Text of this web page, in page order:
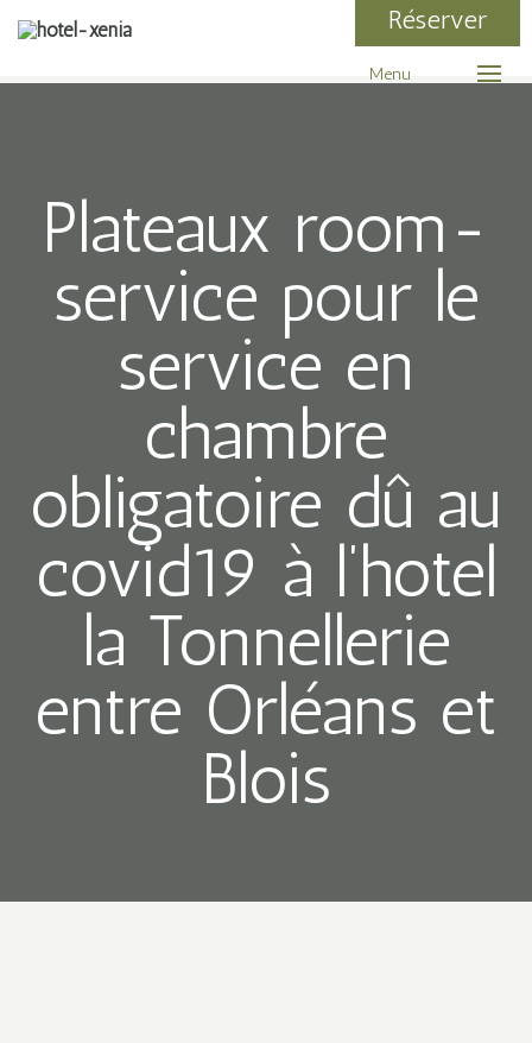
Réserver
Menu
Plateaux room-
service pour le
service en
chambre
obligatoire dû au
covid19 à l’hotel
la Tonnellerie
entre Orléans et
Blois